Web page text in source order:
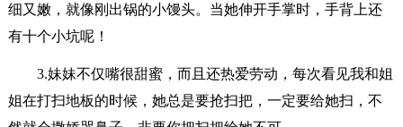
细又嫩，就像刚出锅的小馒头。当她伸开手掌时，手背上还
有十个小坑呢！
3.妹妹不仅嘴很甜蜜，而且还热爱劳动，每次看见我和姐
姐在打扫地板的时候，她总是要抢扫把，一定要给她扫，不